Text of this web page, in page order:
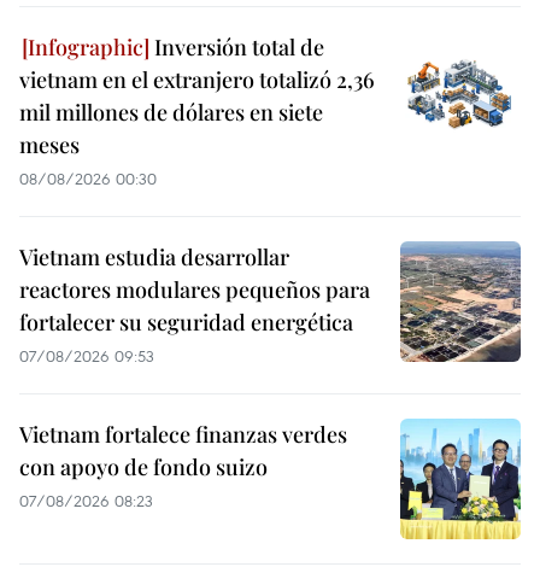
Inversión total de
vietnam en el extranjero totalizó 2,36
mil millones de dólares en siete
meses
08/08/2026 00:30
Vietnam estudia desarrollar
reactores modulares pequeños para
fortalecer su seguridad energética
07/08/2026 09:53
Vietnam fortalece finanzas verdes
con apoyo de fondo suizo
07/08/2026 08:23